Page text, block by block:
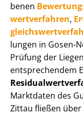
be­nen
wert­ver­fah­ren,
lun­gen in Gosen-
Prüfung der
entsprechendem
Marktdaten des
Zittau fließen